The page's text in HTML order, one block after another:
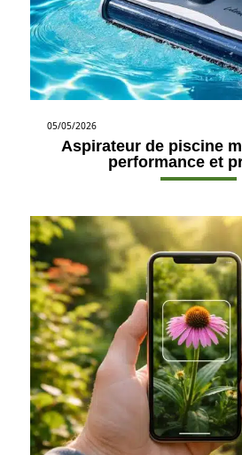
05/05/2026
Aspirateur de piscine
performance et